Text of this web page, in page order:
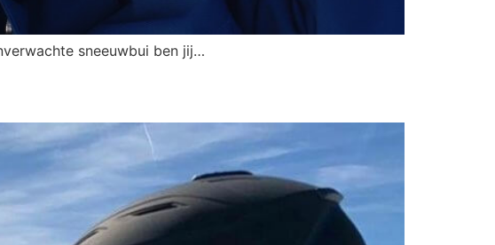
sneeuwbui ben jij…